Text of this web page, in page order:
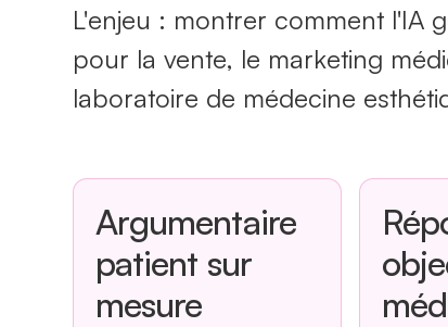
L'enjeu : montrer comment l'IA
pour la vente, le marketing
laboratoire de médecine
Argumentaire
patient sur
mesure